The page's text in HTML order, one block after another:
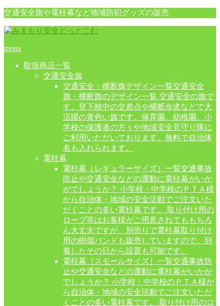
交通安全旗や電柱幕など地域防犯グッズの販売
menu
取扱商品一覧
交通安全旗
交通安全・横断旗デザイン一覧交通安全
旗・横断旗のデザイン一覧 交通安全の旗で
す。登下校中の交差点や横断歩道などで大
活躍の黄色い旗です。保育園、幼稚園、小
学校の保護者の方々や地域安全見守り隊に
ご利用いただいております。無料で自治体
名も入れられます。
電柱幕
電柱幕［レギュラーサイズ］一覧交通事故
防止や交通安全などの運動に電柱幕がいか
がでしょうか？ 小学校・中学校のＰＴＡ様
から自治体・地域の安全活動でご注文いた
だくことの多い電柱幕です。 取り付け用の
ロープ等はお客様がご用意されてももちろ
ん大丈夫ですが、別売りで電柱幕取り付け
用の樹脂バンドも販売していますので、到
着したその日から設置も可能です。
電柱幕［スモールサイズ］一覧交通事故防
止や交通安全などの運動に電柱幕がいかが
でしょうか？ 小学校・中学校のＰＴＡ様か
ら自治体・地域の安全活動でご注文いただ
くことの多い電柱幕です。 取り付け用のロ